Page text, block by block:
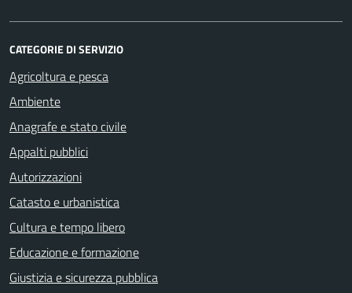
CATEGORIE DI SERVIZIO
Agricoltura e pesca
Ambiente
Anagrafe e stato civile
Appalti pubblici
Autorizzazioni
Catasto e urbanistica
Cultura e tempo libero
Educazione e formazione
Giustizia e sicurezza pubblica